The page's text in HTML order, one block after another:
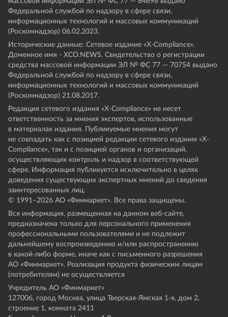
Федеральной службой по надзору в сфере связи,
информационных технологий и массовых коммуникаций
(Роскомнадзор) 06.02.2023.
Исторические данные: Сетевое издание «Х-Compliance».
Доменное имя - XCO.NEWS. Свидетельство о регистрации
средства массовой информации ЭЛ № ФС 77 — 70754 выдано
Федеральной службой по надзору в сфере связи,
информационных технологий и массовых коммуникаций
(Роскомнадзор) 21.08.2017.
Редакция сетевого издания «X-Compliance» не несет
ответственность за мнения экспертов, использованные
в материалах издания. Публикуемые мнения могут
не совпадать как с позицией редакции сетевого издания «X-
Compliance», так и с позицией органов и организаций,
осуществляющих контроль и надзор в соответствующей
сфере. Информация публикуется исключительно в целях
доведения существующих экспертных мнений до сведения
заинтересованных лиц.
© 1991–2026 АО «Финмаркет». Все права защищены.
Вся информация, размещенная на данном веб-сайте,
предназначена только для персонального применения
профессиональными пользователями и не подлежит
дальнейшему воспроизведению и/или распространению
в какой-либо форме, иначе как с письменного разрешения
АО «Финмаркет». Реализация продукта физическим лицам
(потребителям) не осуществляется
Учредитель АО «Финмаркет»
127006, город Москва, улица Тверская-Ямская 1-я, дом 2,
строение 1, комната 2411